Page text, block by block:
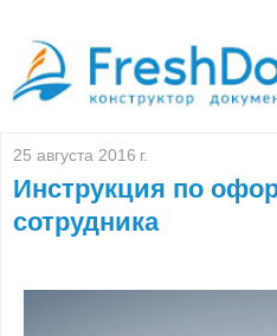
25 августа 2016 г.
Инструкция по
сотрудника